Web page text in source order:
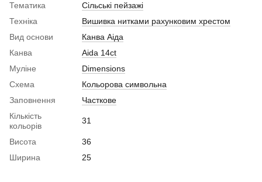
Тематика
Сільські пейзажі
Техніка
Вишивка нитками рахунковим хрестом
Вид основи
Канва Аіда
Канва
Aida 14ct
Муліне
Dimensions
Схема
Кольорова символьна
Заповнення
Часткове
Кількість
кольорів
31
Висота
36
Ширина
25